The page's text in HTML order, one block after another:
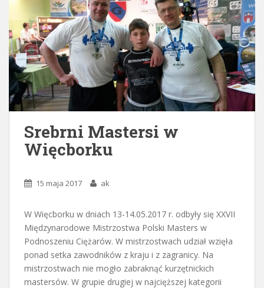
Srebrni Mastersi w
Więcborku
15 maja 2017 ak
W Więcborku w dniach 13-14.05.2017 r. odbyły się XXVII
Międzynarodowe Mistrzostwa Polski Masters w
Podnoszeniu Ciężarów. W mistrzostwach udział wzięła
ponad setka zawodników z kraju i z zagranicy. Na
mistrzostwach nie mogło zabraknąć kurzętnickich
mastersów. W grupie drugiej w najcięższej kategorii